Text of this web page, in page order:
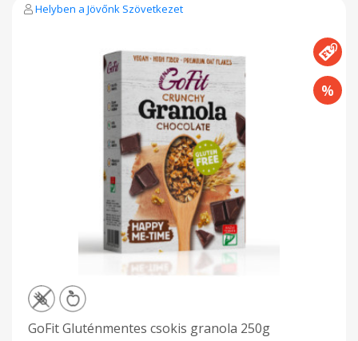
Helyben a Jövőnk Szövetkezet
GoFit Gluténmentes csokis granola 250g